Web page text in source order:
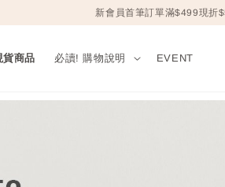
新會員首筆訂單滿$499現折
貨商品 必讀! 購物說明 EVENT